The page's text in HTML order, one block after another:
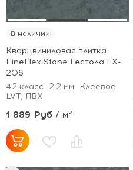
В наличии
Кварцвиниловая плитка
FineFlex Stone Гестола FX-
206
42 класс
2.2 мм
Клеевое
LVT, ПВХ
1 889 Руб / м²